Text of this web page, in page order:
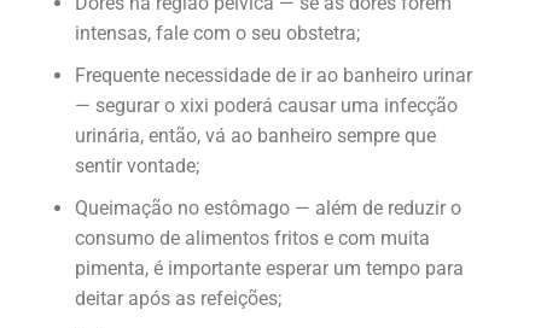
intensas, fale com o seu obstetra;
Frequente necessidade de ir ao banheiro urinar
— segurar o xixi poderá causar uma infecção
urinária, então, vá ao banheiro sempre que
sentir vontade;
Queimação no estômago — além de reduzir o
consumo de alimentos fritos e com muita
pimenta, é importante esperar um tempo para
deitar após as refeições;